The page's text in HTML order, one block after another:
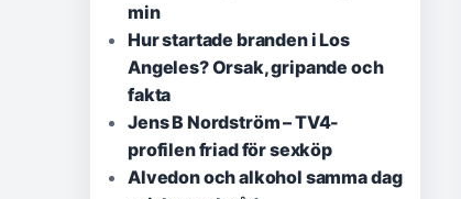
min
Hur startade branden i Los
Angeles? Orsak, gripande och
fakta
Jens B Nordström – TV4-
profilen friad för sexköp
Alvedon och alkohol samma dag